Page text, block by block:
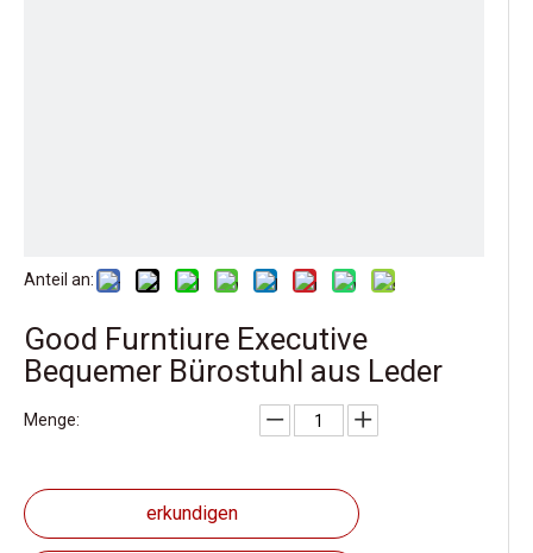
Anteil an:
Good Furntiure Executive
Bequemer Bürostuhl aus Leder
Menge:
erkundigen